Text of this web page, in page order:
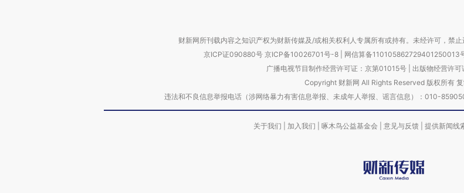
财新网所刊载内容之知识产权为财新传媒及/或相关权利人专属所有或持有。未经许可，禁
京ICP证090880号 京ICP备10026701号-8 网信算备110105862729401250013
广播电视节目制作经营许可证：京第01015号| 出版物经营许
Copyright 财新网 All Rights Reserved 版权所有
违法和不良信息举报电话（涉网络暴力有害信息举报、未成年人举报、谣言信息）：010-
关于我们 加入我们 啄木鸟公益基金会 意见与反馈 提供新闻线